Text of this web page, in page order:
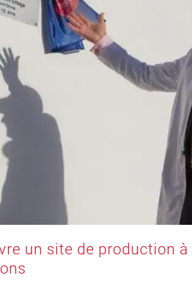
un site de production